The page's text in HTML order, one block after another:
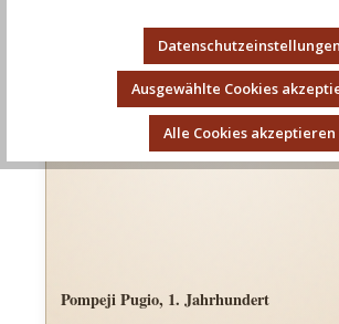
Pompeji Pugio, 1. Jahrhundert
Datenschutzeinstellungen
Ausgewählte Cookies
Alle Cookies akzeptieren